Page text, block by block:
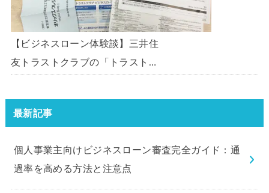
【ビジネスローン体験談】三井住
友トラストクラブの「トラストク
験してみました。
最新記事
個人事業主向けビジネスローン審査完全ガイド：通
過率を高める方法と注意点